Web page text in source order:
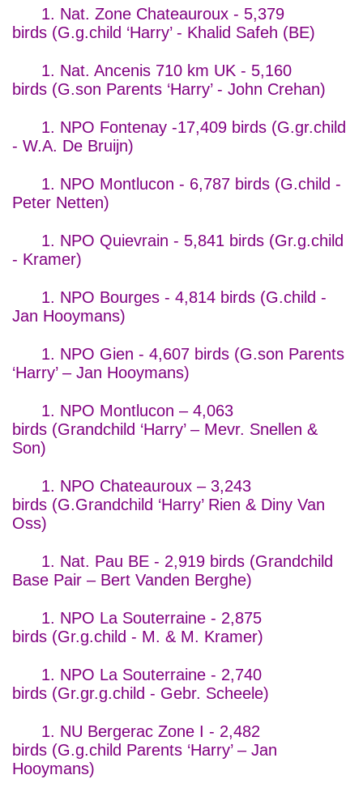
1. Nat. Zone Chateauroux - 5,379
birds (G.g.child ‘Harry’ - Khalid Safeh (BE)
1. Nat. Ancenis 710 km UK - 5,160
birds (G.son Parents ‘Harry’ - John Crehan)
1. NPO Fontenay -17,409 birds (G.gr.child
- W.A. De Bruijn)
1. NPO Montlucon - 6,787 birds (G.child -
Peter Netten)
1. NPO Quievrain - 5,841 birds (Gr.g.child
- Kramer)
1. NPO Bourges - 4,814 birds (G.child -
Jan Hooymans)
1. NPO Gien - 4,607 birds (G.son Parents
‘Harry’ – Jan Hooymans)
1. NPO Montlucon – 4,063
birds (Grandchild ‘Harry’ – Mevr. Snellen &
Son)
1. NPO Chateauroux – 3,243
birds (G.Grandchild ‘Harry’ Rien & Diny Van
Oss)
1. Nat. Pau BE - 2,919 birds (Grandchild
Base Pair – Bert Vanden Berghe)
1. NPO La Souterraine - 2,875
birds (Gr.g.child - M. & M. Kramer)
1. NPO La Souterraine - 2,740
birds (Gr.gr.g.child - Gebr. Scheele)
1. NU Bergerac Zone I - 2,482
birds (G.g.child Parents ‘Harry’ – Jan
Hooymans)